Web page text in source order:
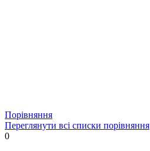
Порівняння
Переглянути всі списки порівняння
0